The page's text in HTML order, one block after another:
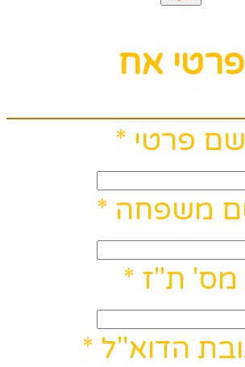
פרטי אח
שם פרטי *
משפחה *
מס' ת"ז *
הדוא"ל *